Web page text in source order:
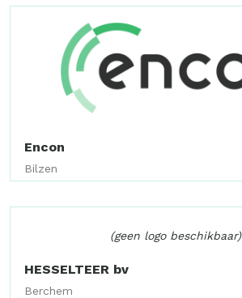
Encon
Bilzen
(geen logo beschikbaar)
HESSELTEER bv
Berchem